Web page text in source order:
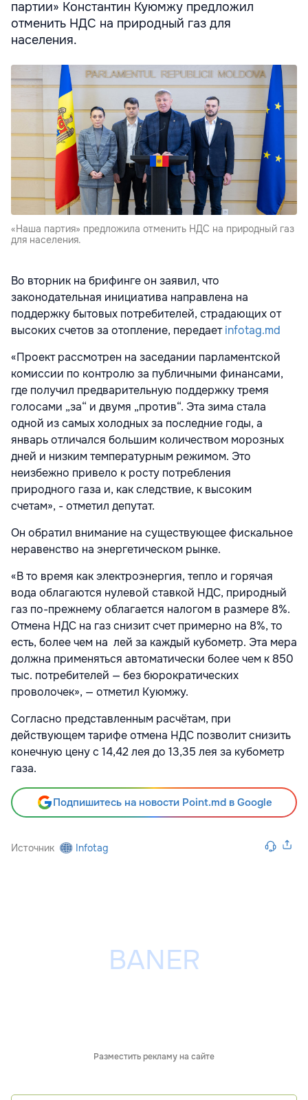
партии» Константин Куюмжу предложил
отменить НДС на природный газ для
населения.
«Наша партия» предложила отменить НДС на природный газ
для населения.
Во вторник на брифинге он заявил, что
законодательная инициатива направлена на
поддержку бытовых потребителей, страдающих от
высоких счетов за отопление, передаетinfotag.md
«Проект рассмотрен на заседании парламентской
комиссии по контролю за публичными финансами,
где получил предварительную поддержку тремя
голосами „за“ и двумя „против“. Эта зима стала
одной из самых холодных за последние годы, а
январь отличался большим количеством морозных
дней и низким температурным режимом. Это
неизбежно привело к росту потребления
природного газа и, как следствие, к высоким
счетам», - отметил депутат.
Он обратил внимание на существующее фискальное
неравенство на энергетическом рынке.
«В то время как электроэнергия, тепло и горячая
вода облагаются нулевой ставкой НДС, природный
газ по-прежнему облагается налогом в размере 8%.
Отмена НДС на газ снизит счет примерно на 8%, то
есть, более чем на лей за каждый кубометр. Эта мера
должна применяться автоматически более чем к 850
тыс. потребителей — без бюрократических
проволочек», — отметил Куюмжу.
Согласно представленным расчётам, при
действующем тарифе отмена НДС позволит снизить
конечную цену с 14,42 лея до 13,35 лея за кубометр
газа.
Подпишитесь на новости Point.md в Google
Источник Infotag
Разместить рекламу на сайте